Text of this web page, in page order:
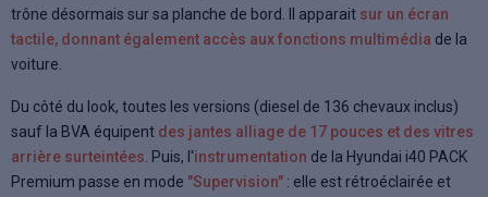
trône désormais sur sa planche de bord. Il apparait sur un écran
tactile, donnant également accès aux fonctions multimédia de la
voiture.
Du côté du look, toutes les versions (diesel de 136 chevaux inclus)
sauf la BVA équipent des jantes alliage de 17 pouces et des vitres
arrière surteintées. Puis, l'instrumentation de la Hyundai i40 PACK
Premium passe en mode "Supervision" : elle est rétroéclairée et